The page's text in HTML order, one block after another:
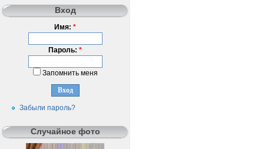
Вход
Имя: *
Пароль: *
Запомнить меня
Забыли пароль?
Случайное фото